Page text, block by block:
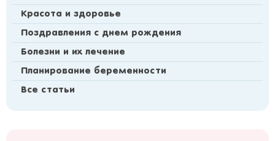
Красота и здоровье
Поздравления с днем рождения
Болезни и их лечение
Планирование беременности
Все статьи